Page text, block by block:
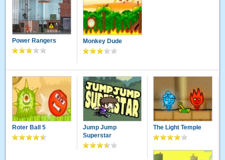
Power Rangers Monkey Dude
Roter Ball 5
Jump Jump
Superstar
The Light Temple